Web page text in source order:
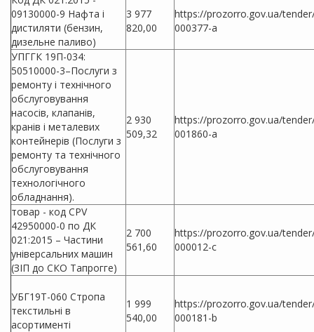
09130000-9 Нафта і
дистиляти (бензин,
дизельне паливо)
3 977
820,00
https://prozorro.gov.ua/
000377-a
УПГГК 19П-034:
50510000-3–Послуги з
ремонту і технічного
обслуговування
насосів, клапанів,
кранів і металевих
контейнерів (Послуги з
ремонту та технічного
обслуговування
технологічного
обладнання).
2 930
509,32
https://prozorro.gov.ua/
001860-a
товар - код CPV
42950000-0 по ДК
021:2015 – Частини
універсальних машин
(ЗІП до СКО Тапрогге)
2 700
561,60
https://prozorro.gov.ua/
000012-c
УБГ19Т-060 Стропа
текстильні в
асортименті
1 999
540,00
https://prozorro.gov.ua/
000181-b